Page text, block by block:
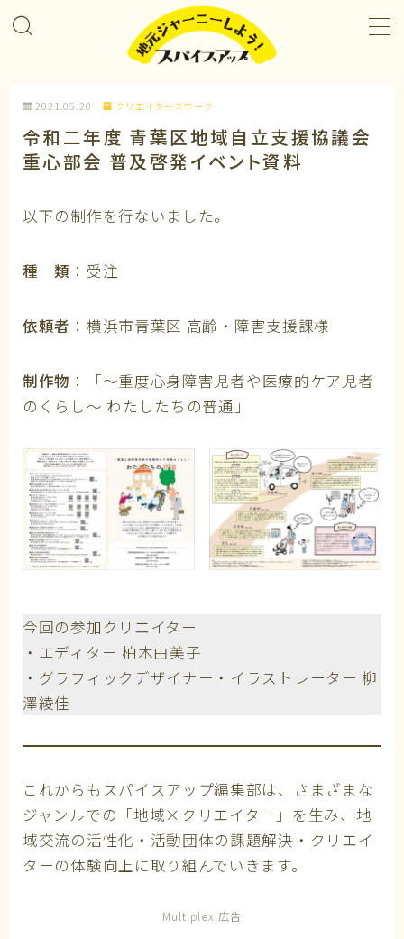
プロジェクト＆カレンダー
企業パートナー
メンバーになる
私たちについて
2021.05.20 クリエイターズワーク
令和二年度 青葉区地域自立支援協議会
重心部会 普及啓発イベント資料
以下の制作を行ないました。
種 類 ：受注
依頼者 ：横浜市青葉区 高齢・障害支援課様
制作物 ：「～重度心身障害児者や医療的ケア児者
のくらし～ わたしたちの普通」
今回の参加クリエイター
・エディター 柏木由美子
・グラフィックデザイナー・イラストレーター 柳
澤綾佳
これからもスパイスアップ編集部は、さまざまな
ジャンルでの「地域×クリエイター」を生み、地
域交流の活性化・活動団体の課題解決・クリエイ
ターの体験向上に取り組んでいきます。
Multiplex 広告